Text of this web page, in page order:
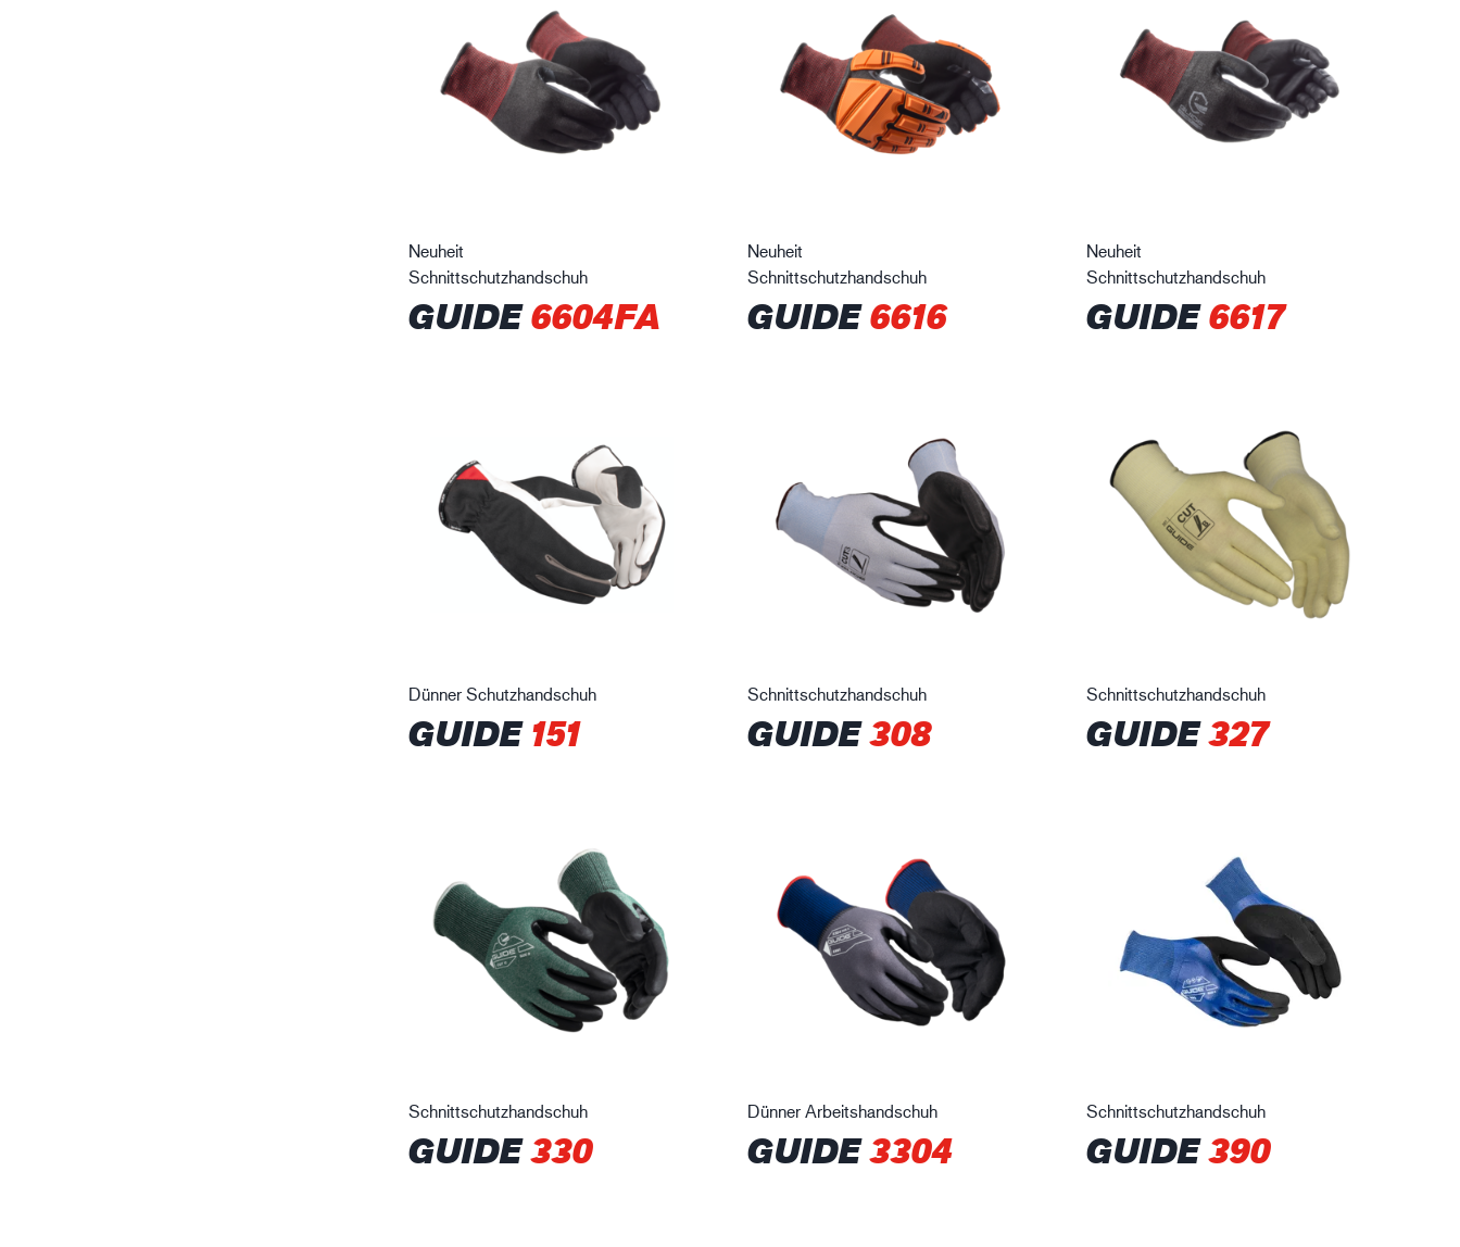
Neuheit
Schnittschutzhandschuh
GUIDE6604FA
Neuheit
Schnittschutzhandschuh
GUIDE6616
Neuheit
Schnittschutzhandschuh
GUIDE6617
Dünner Schutzhandschuh
GUIDE151
Schnittschutzhandschuh
GUIDE308
Schnittschutzhandschuh
GUIDE327
Schnittschutzhandschuh
GUIDE330
Dünner Arbeitshandschuh
GUIDE3304
Schnittschutzhandschuh
GUIDE390